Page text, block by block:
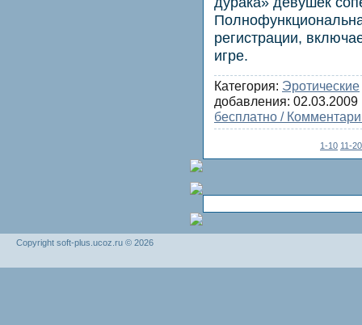
регистрации,
игре.
Категория: Эротические
добавления: 02.03.2009
бесплатно /
1-10 11-20
Copyright soft-plus.ucoz.ru © 2026